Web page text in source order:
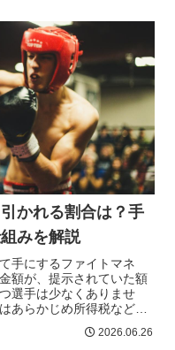
かれる割合は？手
みを解説
手にするファイトマネ
額が、提示されていた額
選手は少なくありませ
あらかじめ所得税などが
2026.06.26